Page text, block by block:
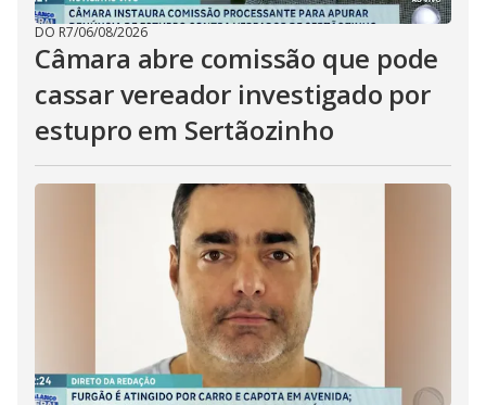
DO R7/06/08/2026
Câmara abre comissão que pode
cassar vereador investigado por
estupro em Sertãozinho